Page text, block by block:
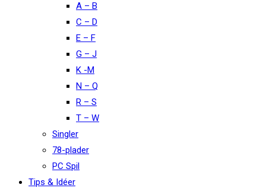
A – B
C – D
E – F
G – J
K -M
N – Q
R – S
T – W
Singler
78-plader
PC Spil
Tips & Idéer